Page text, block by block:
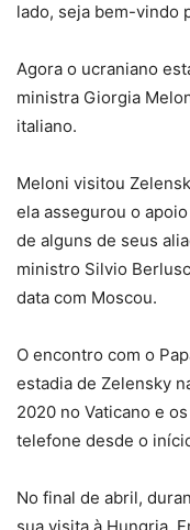
lado, seja bem-vindo
Agora o ucraniano
ministra Giorgia
italiano.
Meloni visitou
ela assegurou o
de alguns de seus
ministro Silvio
data com Moscou.
O encontro com o
estadia de Zelensky
2020 no Vaticano e
telefone desde o
No final de abril,